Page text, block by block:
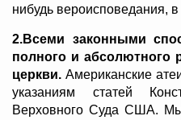
нибудь вероисповедания, в
2.Всеми законными
полного и абсолютного
церкви. Американские
указаниям статей
Верховного Суда США.